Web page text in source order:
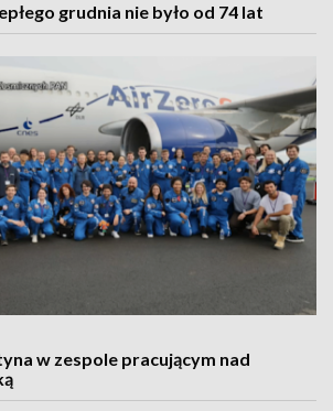
grudnia nie było od 74 lat
w zespole pracującym nad